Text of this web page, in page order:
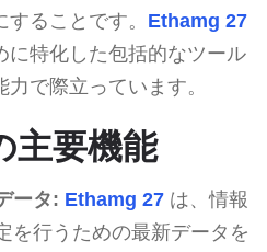
ることです。 Ethamg 27
に特化した包括的なツール
で際立っています。
主要機能
ータ: Ethamg 27は、情報
を行うための最新データを